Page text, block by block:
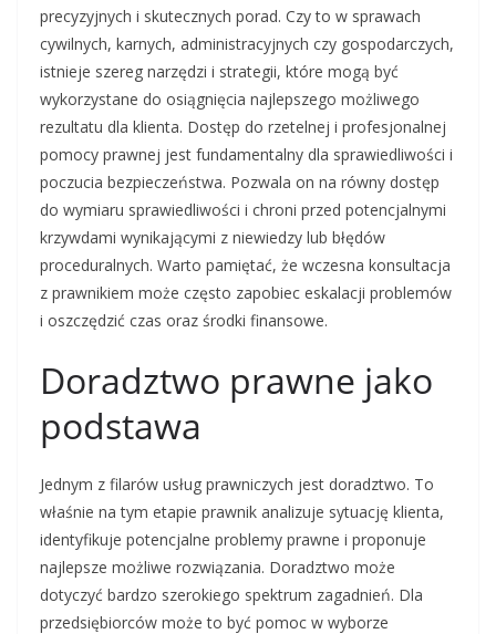
precyzyjnych i skutecznych porad. Czy to w sprawach
cywilnych, karnych, administracyjnych czy gospodarczych,
istnieje szereg narzędzi i strategii, które mogą być
wykorzystane do osiągnięcia najlepszego możliwego
rezultatu dla klienta. Dostęp do rzetelnej i profesjonalnej
pomocy prawnej jest fundamentalny dla sprawiedliwości i
poczucia bezpieczeństwa. Pozwala on na równy dostęp
do wymiaru sprawiedliwości i chroni przed potencjalnymi
krzywdami wynikającymi z niewiedzy lub błędów
proceduralnych. Warto pamiętać, że wczesna konsultacja
z prawnikiem może często zapobiec eskalacji problemów
i oszczędzić czas oraz środki finansowe.
Doradztwo prawne jako
podstawa
Jednym z filarów usług prawniczych jest doradztwo. To
właśnie na tym etapie prawnik analizuje sytuację klienta,
identyfikuje potencjalne problemy prawne i proponuje
najlepsze możliwe rozwiązania. Doradztwo może
dotyczyć bardzo szerokiego spektrum zagadnień. Dla
przedsiębiorców może to być pomoc w wyborze